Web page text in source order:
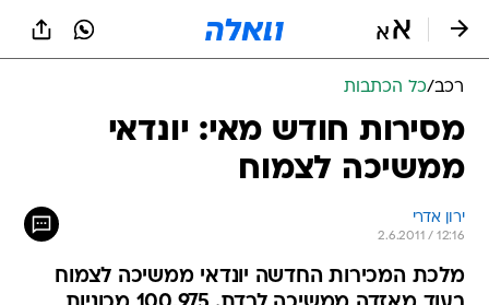
רכב/כל הכתבות
מסירות חודש מאי: יונדאי
ממשיכה לצמוח
ירון אדרי
2.6.2011 / 12:16
מלכת המכירות החדשה יונדאי ממשיכה לצמוח